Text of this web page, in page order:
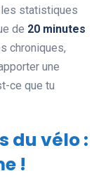
les statistiques
de 20 minutes
chroniques,
une
ce que tu
du vélo :
!